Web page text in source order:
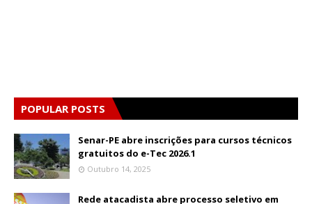
POPULAR POSTS
Senar-PE abre inscrições para cursos técnicos
gratuitos do e-Tec 2026.1
Outubro 14, 2025
Rede atacadista abre processo seletivo em